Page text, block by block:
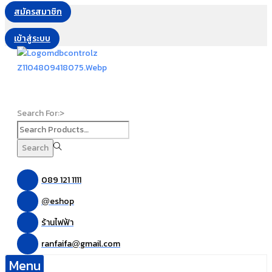
สมัครสมาชิก
เข้าสู่ระบบ
Search For:>
Search
089 121 1111
@eshop
ร้านไฟฟ้า
ranfaifa@gmail.com
Menu